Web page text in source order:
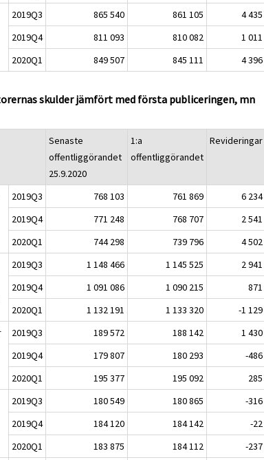
2019Q3 865 540 861 105
4 435
2019Q4
811 093 810 082
1 011
2020Q1
849 507 845 111 4 396
skulder jämfört med första publiceringen, mn
Senaste
offentliggörandet
25.9.2020
1:a
offentliggörandet
Revideringar
2019Q3 768 103 761 869
6 234
2019Q4
771 248 768 707
2 541
2020Q1
744 298 739 796
4 502
2019Q3 1 148 466 1 145 525
2 941
2019Q4
1 091 086 1 090 215
871
2020Q1
1 132 191 1 133 320
-1 129
2019Q3 189 572 188 142
1 430
2019Q4
179 807 180 293
-486
2020Q1
195 377 195 092
285
2019Q3 180 549 180 865
-316
2019Q4
184 120 184 142
-22
2020Q1
183 875 184 112
-237